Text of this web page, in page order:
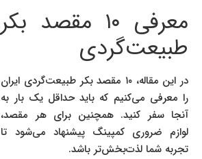
معرفی ۱۰ مقصد بکر
طبیعت‌گردی
در این مقاله، ۱۰ مقصد بکر طبیعت‌گردی ایران
را معرفی می‌کنیم که باید حداقل یک بار به
آنجا سفر کنید. همچنین برای هر مقصد،
لوازم ضروری کمپینگ پیشنهاد می‌شود تا
تجربه شما لذت‌بخش‌تر باشد.